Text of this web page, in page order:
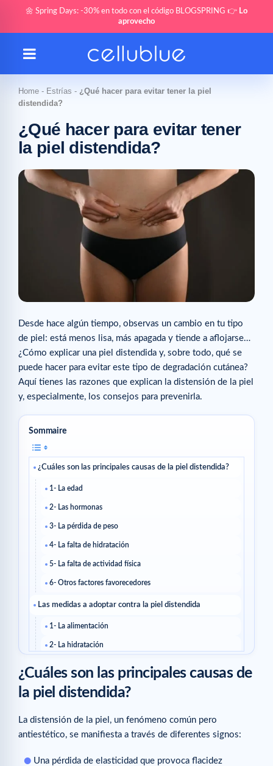
🌼 Spring Days: -30% en todo con el código BLOGSPRING 👉 Lo
aprovecho
Home - Estrías - ¿Qué hacer para evitar tener la piel
distendida?
¿Qué hacer para evitar tener
la piel distendida?
Desde hace algún tiempo, observas un cambio en tu tipo
de piel: está menos lisa, más apagada y tiende a aflojarse…
¿Cómo explicar una piel distendida y, sobre todo, qué se
puede hacer para evitar este tipo de degradación cutánea?
Aquí tienes las razones que explican la distensión de la piel
y, especialmente, los consejos para prevenirla.
Sommaire
¿Cuáles son las principales causas de la piel distendida?
1- La edad
2- Las hormonas
3- La pérdida de peso
4- La falta de hidratación
5- La falta de actividad física
6- Otros factores favorecedores
Las medidas a adoptar contra la piel distendida
1- La alimentación
2- La hidratación
¿Cuáles son las principales causas de
la piel distendida?
La distensión de la piel, un fenómeno común pero
antiestético, se manifiesta a través de diferentes signos:
Una pérdida de elasticidad que provoca flacidez